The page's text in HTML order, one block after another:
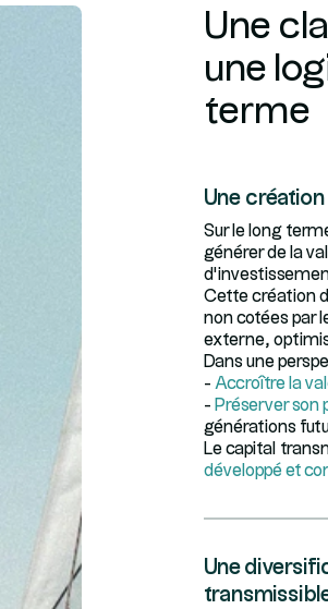
Une
une
terme
Une
Sur le long
générer de la
Cette création
non cotées par
externe,
Dans une
- Accroître la
- Préserver son
générations
Le capital
développé et
Une